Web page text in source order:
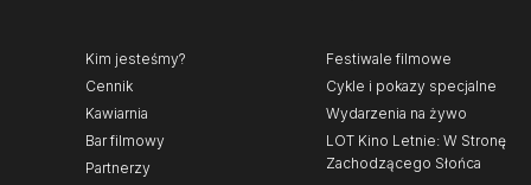
Kim jesteśmy?
Cennik
Kawiarnia
Bar filmowy
Partnerzy
Festiwale filmowe
Cykle i pokazy specjalne
Wydarzenia na żywo
LOT Kino Letnie: W Stronę
Zachodzącego Słońca